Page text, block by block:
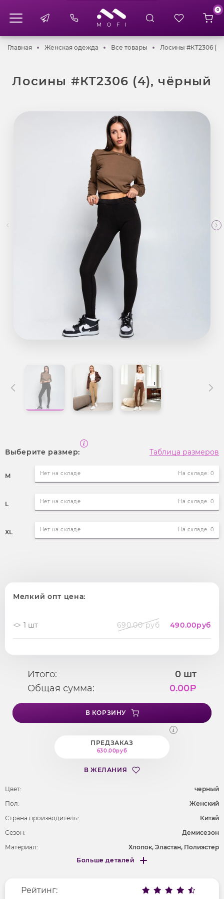
0
ГлавнаяГлавнаяЖенская одежда Женская одежда
Все товары Все товары
Лосины #КТ2306
Лосины #КТ2306 (4), чёрный
Выберите размер: Таблица размеров
M Нет на складе На складе: 0
L Нет на складе На складе: 0
XL Нет на складе На складе: 0
Мелкий опт цена:
1 шт 690.00 руб 490.00руб
Итого: 0 шт
Общая сумма:
0.00₽
В КОРЗИНУ
ПРЕДЗАКАЗ
630.00руб
В ЖЕЛАНИЯ
Цвет:
черный
Пол:
Женский
Страна производитель:
Китай
Сезон:
Демисезон
Материал:
Хлопок, Эластан, Полиэстер
Фактура материала
трикотажный
Больше деталей
Меньше деталей
Рейтинг: